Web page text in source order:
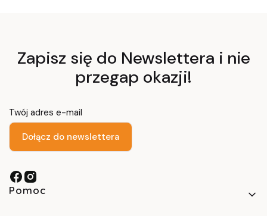
Zapisz się do Newslettera i nie
przegap okazji!
Twój adres e-mail
Dołącz do newslettera
Linki w stopce
Pomoc